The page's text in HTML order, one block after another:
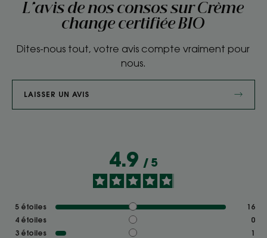
L'avis de nos consos sur Crème
change certifiée BIO
Dites-nous tout, votre avis compte vraiment pour
nous.
LAISSER UN AVIS
4.9 / 5
5 étoiles
16
4 étoiles
0
3 étoiles
1